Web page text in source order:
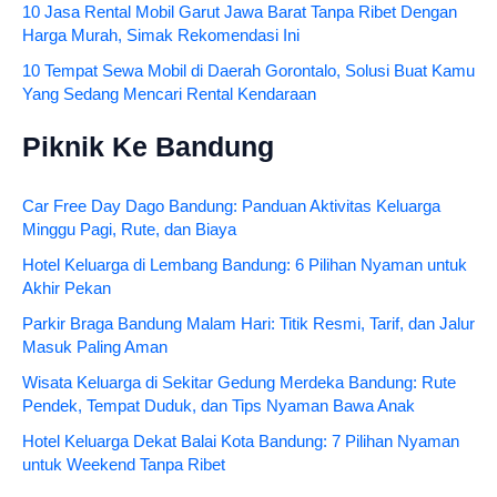
10 Jasa Rental Mobil Garut Jawa Barat Tanpa Ribet Dengan
Harga Murah, Simak Rekomendasi Ini
10 Tempat Sewa Mobil di Daerah Gorontalo, Solusi Buat Kamu
Yang Sedang Mencari Rental Kendaraan
Piknik Ke Bandung
Car Free Day Dago Bandung: Panduan Aktivitas Keluarga
Minggu Pagi, Rute, dan Biaya
Hotel Keluarga di Lembang Bandung: 6 Pilihan Nyaman untuk
Akhir Pekan
Parkir Braga Bandung Malam Hari: Titik Resmi, Tarif, dan Jalur
Masuk Paling Aman
Wisata Keluarga di Sekitar Gedung Merdeka Bandung: Rute
Pendek, Tempat Duduk, dan Tips Nyaman Bawa Anak
Hotel Keluarga Dekat Balai Kota Bandung: 7 Pilihan Nyaman
untuk Weekend Tanpa Ribet